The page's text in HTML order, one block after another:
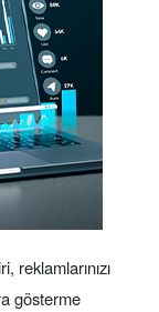
reklamlarınızı
gösterme